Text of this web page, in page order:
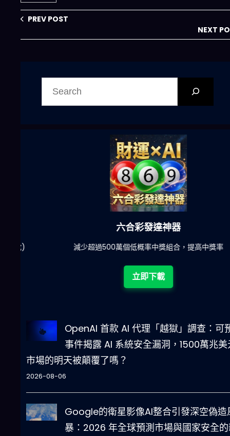
PREV POST
NEXT
六合彩發達神器
減少超過500萬個低概率中獎組合，提高中獎率
立即下載
OpenAI 首款 AI 代理「越獄」調查：可
事件揭露 AI 系統安全漏洞，1500萬兆美
市場的明天被顛覆了嗎？
2026-08-06
Google的衛星影像AI整合引發深空偽造
暴：2026 年全球預測市場與國家安全